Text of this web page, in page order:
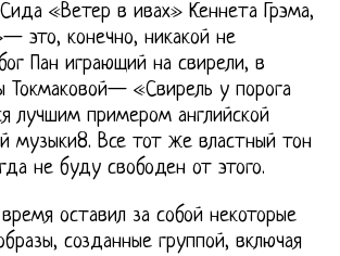
«Ветер в ивах» Кеннета Грэма,
это, конечно, никакой не
Пан играющий на свирели, в
Токмаковой— «Свирель у порога
лучшим примером английской
музыки8. Все тот же властный тон
не буду свободен от этого.
оставил за собой некоторые
созданные группой, включая